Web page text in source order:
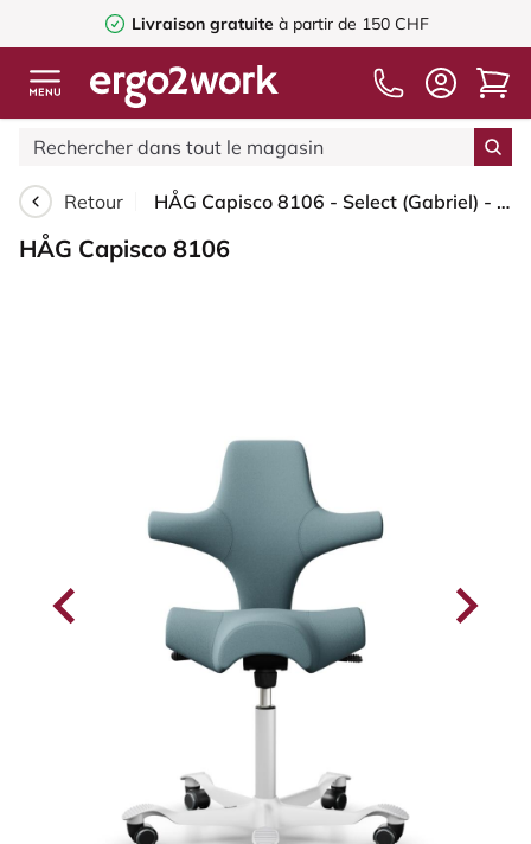
Livraison gratuite à partir de 150 CHF
Retour HÅG Capisco 8106 - Select (Gabriel) - Laine / Polyamide - SC67098 - Glacier blue - Blanc - 150 mm (hauteur d’assise 40–55 cm) - Roues dures pour sols souples
HÅG Capisco 8106